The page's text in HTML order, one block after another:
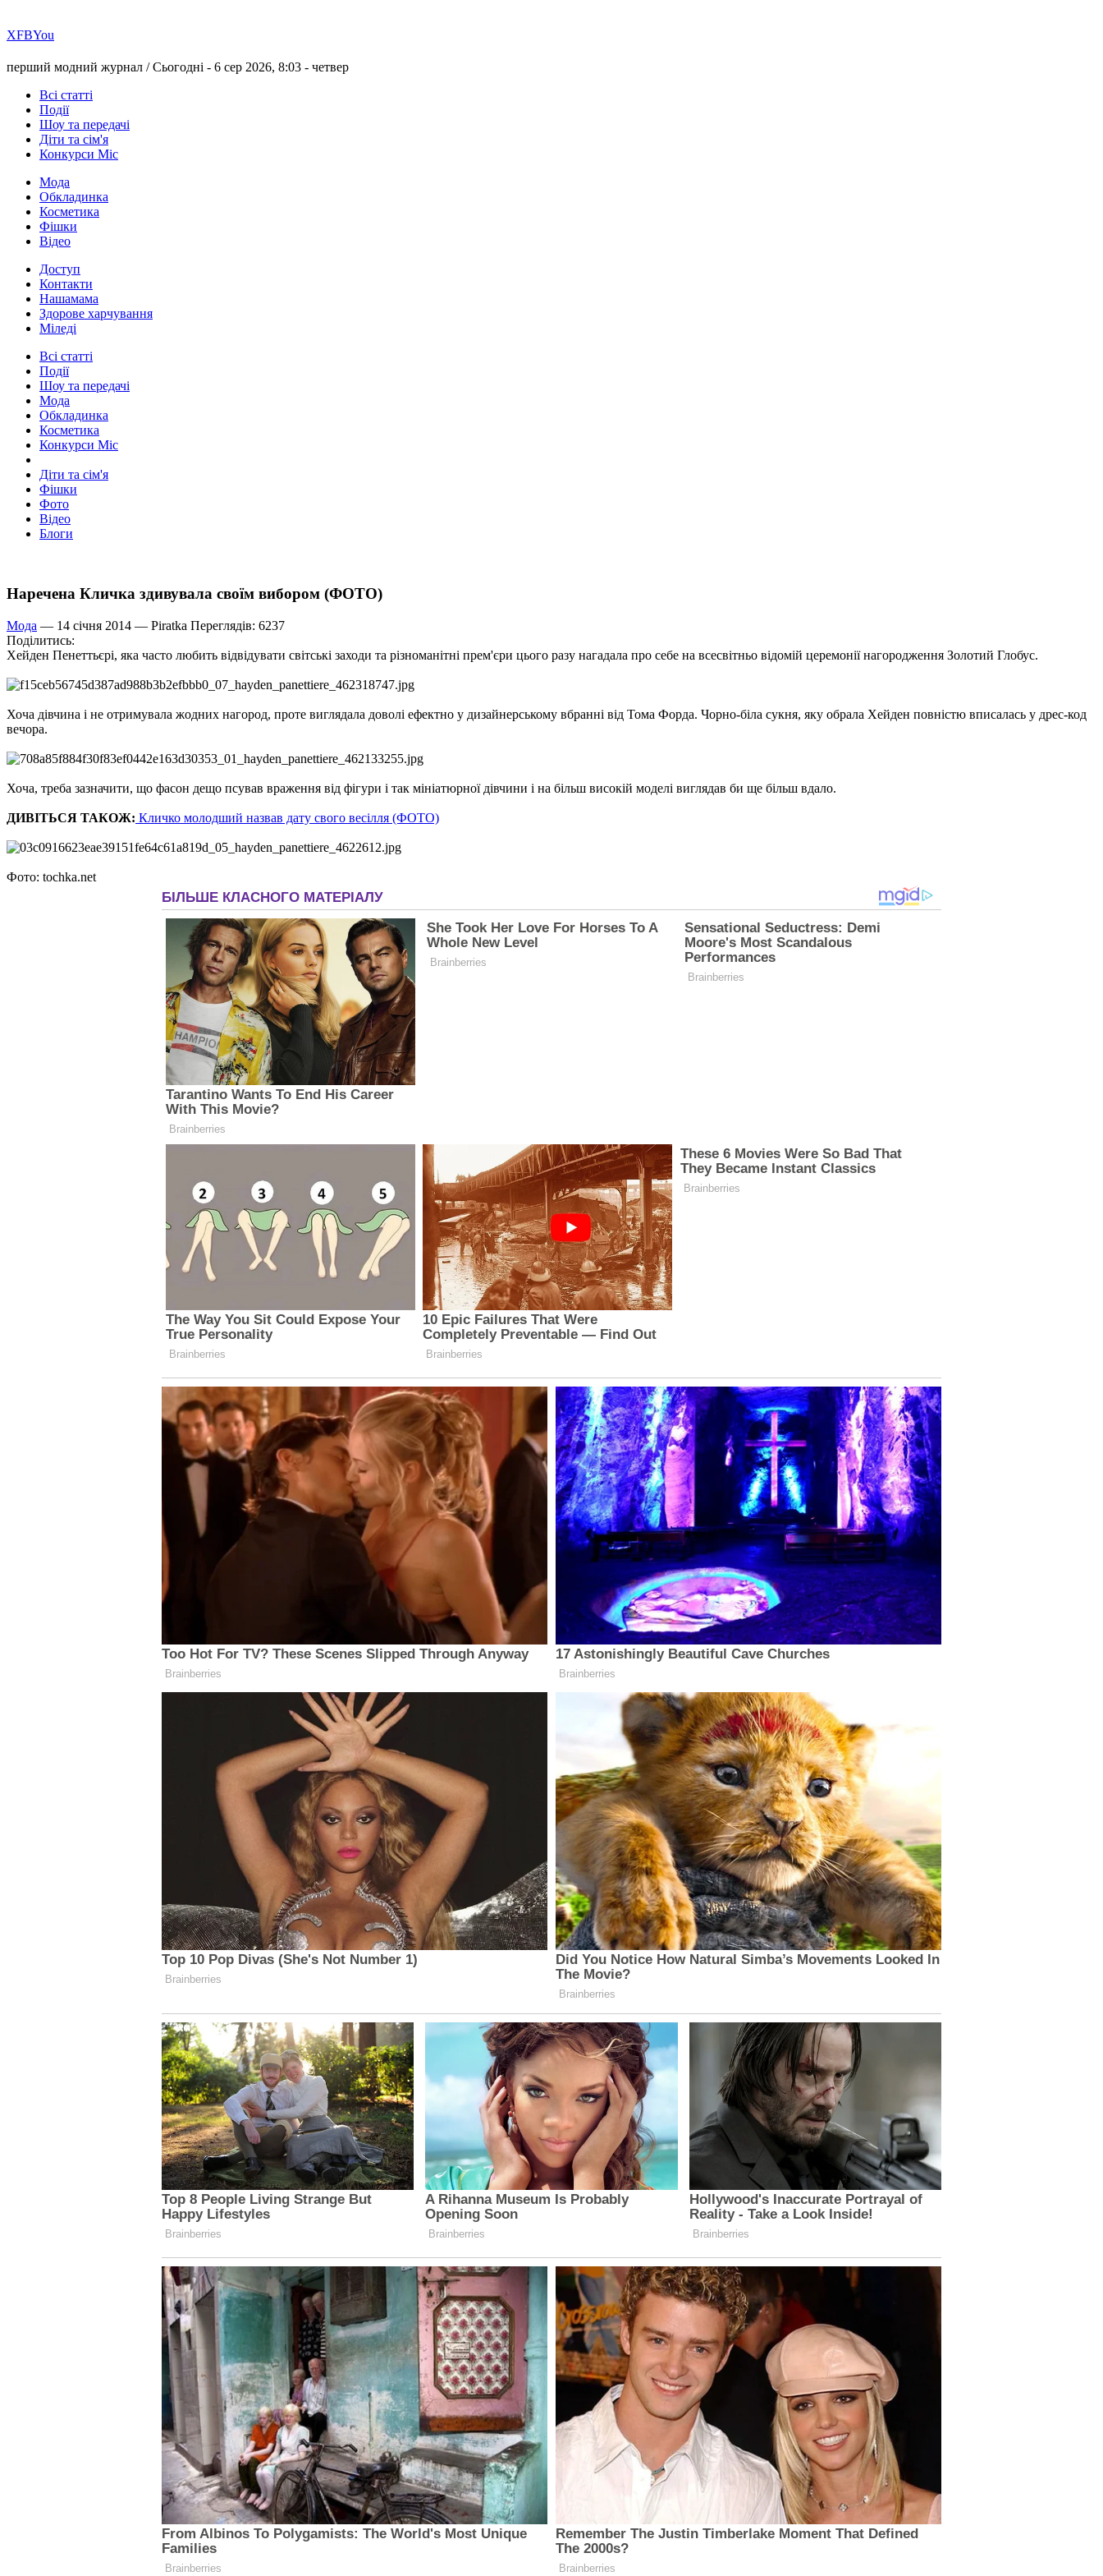
ХFBYou
перший модний журнал /Сьогодні - 6 сер 2026, 8:03 - четвер
Всі статті
Події
Шоу та передачі
Діти та сім'я
Конкурси Міс
Мода
Обкладинка
Косметика
Фішки
Відео
Доступ
Контакти
Нашамама
Здорове харчування
Міледі
Всі статті
Події
Шоу та передачі
Мода
Обкладинка
Косметика
Конкурси Міс
Діти та сім'я
Фішки
Фото
Відео
Блоги
Наречена Кличка здивувала своїм вибором (ФОТО)
Мода — 14 січня 2014 — Piratka Переглядів: 6237
Поділитись:
Хейден Пенеттьєрі, яка часто любить відвідувати світські заходи та різноманітні прем'єри цього разу нагадала про себе на всесвітньо відомій церемонії нагородження Золотий Глобус.
Хоча дівчина і не отримувала жодних нагород, проте виглядала доволі ефектно у дизайнерському вбранні від Тома Форда. Чорно-біла сукня, яку обрала Хейден повністю вписалась у дрес-код
вечора.
Хоча, треба зазначити, що фасон дещо псував враження від фігури і так мініатюрної дівчини і на більш високій моделі виглядав би ще більш вдало.
ДИВІТЬСЯ ТАКОЖ: Кличко молодший назвав дату свого весілля (ФОТО)
Фото: tochka.net